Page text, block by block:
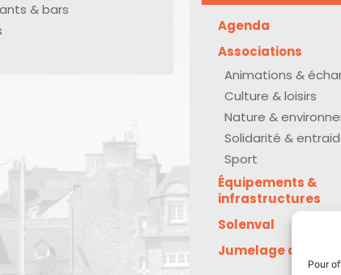
Pour
& bars
Agenda
Associations
Animations &
Culture & loisirs
Nature &
Solidarité &
Sport
Équipements &
infrastructures
Solenval
Jumelage avec